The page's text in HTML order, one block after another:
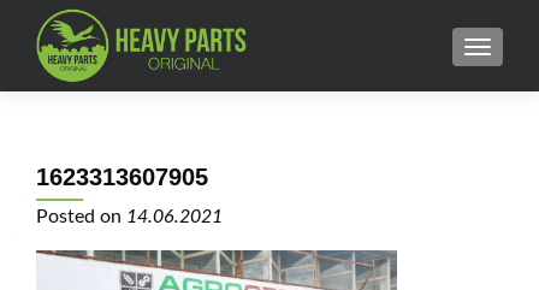
MENU
1623313607905
Posted on 14.06.2021